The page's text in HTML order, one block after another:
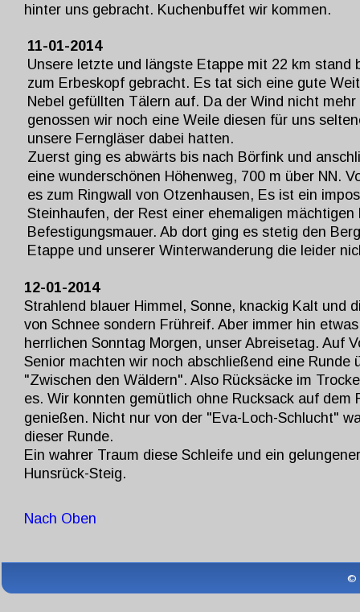
©
hinter uns gebracht. Kuchenbuffet wir kommen.
11-01-2014
Unsere letzte und längste Etappe mit 22 km stand
zum Erbeskopf gebracht. Es tat sich eine gute
Nebel gefüllten Tälern auf. Da der Wind nicht
genossen wir noch eine Weile diesen für uns
unsere Ferngläser dabei hatten.
Zuerst ging es abwärts bis nach Börfink und
eine wunderschönen Höhenweg, 700 m über NN.
es zum Ringwall von Otzenhausen, Es ist ein
Steinhaufen, der Rest einer ehemaligen
Befestigungsmauer. Ab dort ging es stetig den
Etappe und unserer Winterwanderung die leider
12-01-2014
Strahlend blauer Himmel, Sonne, knackig Kalt und
von Schnee sondern Frühreif. Aber immer hin
herrlichen Sonntag Morgen, unser Abreisetag. Auf
Senior machten wir noch abschließend eine Runde
"Zwischen den Wäldern". Also Rücksäcke im
es. Wir konnten gemütlich ohne Rucksack auf dem
genießen. Nicht nur von der "Eva-Loch-Schlucht"
dieser Runde.
Ein wahrer Traum diese Schleife und ein
Hunsrück-Steig.
Nach Oben